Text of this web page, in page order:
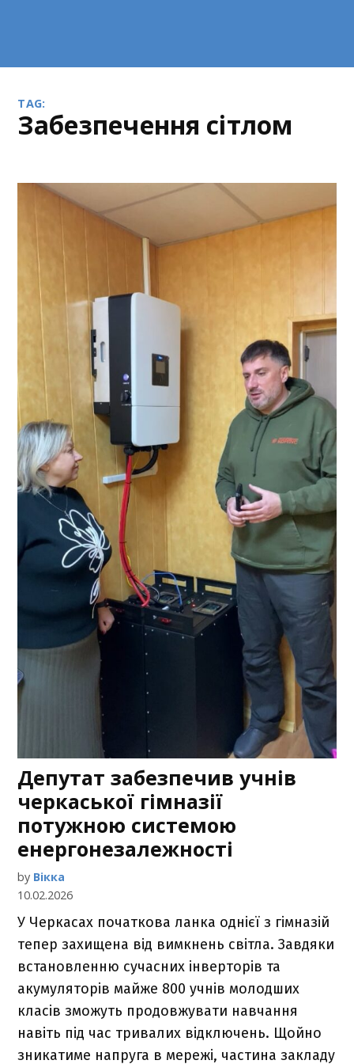
TAG:
забезпечення сітлом
Депутат забезпечив учнів
черкаської гімназії
потужною системою
енергонезалежності
by Вікка
10.02.2026
У Черкасах початкова ланка однієї з гімназій
тепер захищена від вимкнень світла. Завдяки
встановленню сучасних інверторів та
акумуляторів майже 800 учнів молодших
класів зможуть продовжувати навчання
навіть під час тривалих відключень. Щойно
зникатиме напруга в мережі, частина закладу